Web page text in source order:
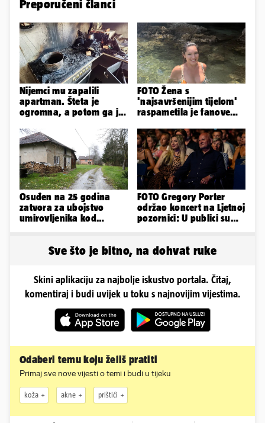
Preporučeni članci
Nijemci mu zapalili
apartman. Šteta je
ogromna, a potom ga je
Bookinga
FOTO Žena s
'najsavršenijim tijelom'
raspametila je fanove
plićaka
Osuđen na 25 godina
zatvora za ubojstvo
umirovljenika kod
FOTO Gregory Porter
održao koncert na Ljetnoj
pozornici: U publici su
Sve što je bitno, na dohvat ruke
Skini aplikaciju za najbolje iskustvo portala. Čitaj,
komentiraj i budi uvijek u toku s najnovijim vijestima.
Odaberi temu koju želiš pratiti
Primaj sve nove vijesti o temi i budi u tijeku
koža akne prištići